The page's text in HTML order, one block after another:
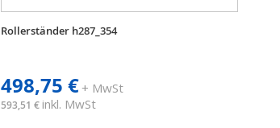
Rollerständer h287_354
498,75 €+ MwSt
593,51 € inkl. MwSt